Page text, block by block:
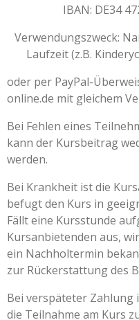
IBAN: DE34
Verwendungszweck:
Laufzeit (z.B.
oder per PayPal-
online.de mit gleichem
Bei Fehlen eines
kann der Kursbeitrag
werden.
Bei Krankheit ist die
befugt den Kurs in
Fällt eine Kursstunde
Kursanbietenden aus,
ein Nachholtermin
zur Rückerstattung des
Bei verspäteter
die Teilnahme am Kurs